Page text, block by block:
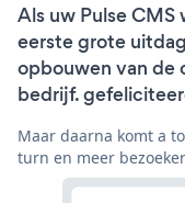
Als uw Pulse
eerste grote
opbouwen van de
bedrijf.
Maar daarna komt a
turn en meer